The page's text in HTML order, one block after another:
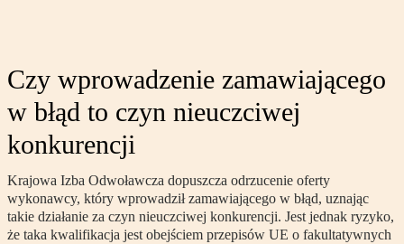
Czy wprowadzenie zamawiającego
w błąd to czyn nieuczciwej
konkurencji
Krajowa Izba Odwoławcza dopuszcza odrzucenie oferty
wykonawcy, który wprowadził zamawiającego w błąd, uznając
takie działanie za czyn nieuczciwej konkurencji. Jest jednak ryzyko,
że taka kwalifikacja jest obejściem przepisów UE o fakultatywnych